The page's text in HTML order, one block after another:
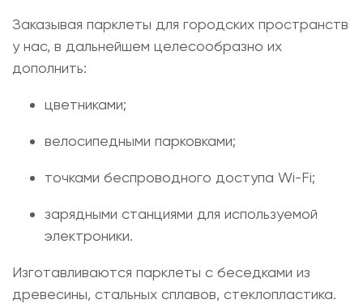
Заказывая парклеты для городских пространств
у нас, в дальнейшем целесообразно их
дополнить:
цветниками;
велосипедными парковками;
точками беспроводного доступа Wi-Fi;
зарядными станциями для используемой
электроники.
Изготавливаются парклеты с беседками из
древесины, стальных сплавов, стеклопластика.